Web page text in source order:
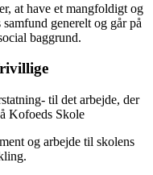
at have et mangfoldigt og
generelt og går på
baggrund.
til det arbejde, der
Kofoeds Skole
og arbejde til skolens